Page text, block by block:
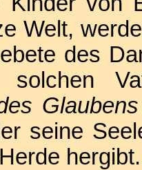
Welt,
des
solchen
seine
hergibt.